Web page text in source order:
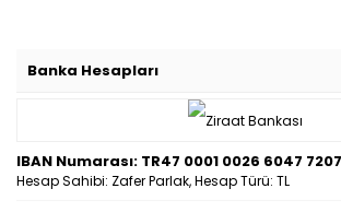
Banka Hesapları
IBAN Numarası: TR47 0001 0026 6047
Hesap Sahibi: Zafer Parlak, Hesap Türü: TL